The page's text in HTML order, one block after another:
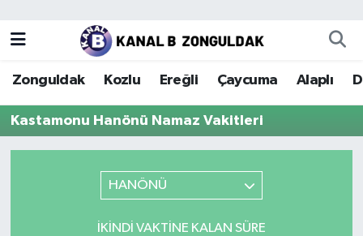
Zonguldak Kozlu Ereğli Çaycuma Alaplı
Kastamonu Hanönü Namaz Vakitleri
HANÖNÜ
İKINDI VAKTINE KALAN SÜRE
Zonguldak
Kozlu
Zonguldak Nöbetçi Eczaneler
Zonguldak Hava Durumu
Puan Durumu ve Fikstür
Tüm Manşetler